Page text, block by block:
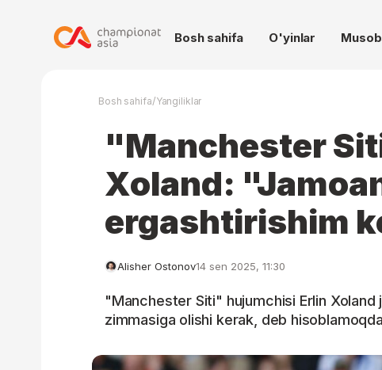
Bosh sahifa O'yinlar
Bosh sahifa/Yangiliklar
"Manchester
Xoland:
ergashtirishim
Alisher Ostonov14 sen 2025, 11:30
"Manchester Siti" hujumchisi Erlin
zimmasiga olishi kerak, deb